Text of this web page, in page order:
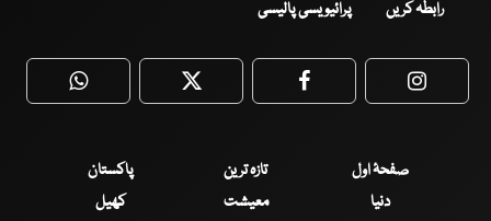
رابطہ کریں پرائیویسی پالیسی
WhatsApp Twitter Facebook
صفحۂ اول تازہ ترین
پاکستان
دنیا
معیشت
کھیل